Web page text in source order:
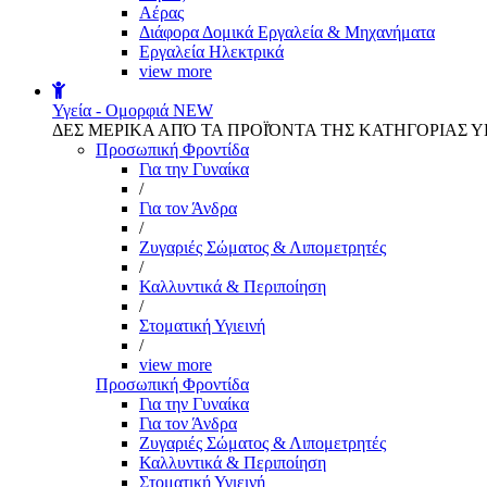
Αέρας
Διάφορα Δομικά Εργαλεία & Μηχανήματα
Εργαλεία Ηλεκτρικά
view more
Υγεία - Ομορφιά NEW
ΔΕΣ ΜΕΡΙΚΑ ΑΠΌ ΤΑ ΠΡΟΪΌΝΤΑ ΤΗΣ ΚΑΤΗΓΟΡΙΑΣ
Προσωπική Φροντίδα
Για την Γυναίκα
/
Για τον Άνδρα
/
Ζυγαριές Σώματος & Λιπομετρητές
/
Καλλυντικά & Περιποίηση
/
Στοματική Υγιεινή
/
view more
Προσωπική Φροντίδα
Για την Γυναίκα
Για τον Άνδρα
Ζυγαριές Σώματος & Λιπομετρητές
Καλλυντικά & Περιποίηση
Στοματική Υγιεινή